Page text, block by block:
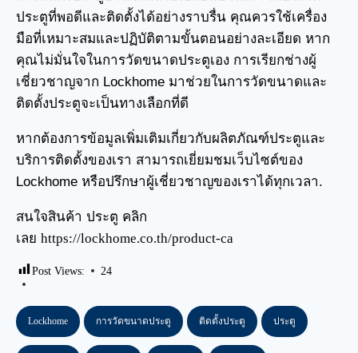
ประตูที่พอดีและติดตั้งได้อย่างราบรื่น คุณควรใช้เครื่อง
มือที่เหมาะสมและปฏิบัติตามขั้นตอนอย่างละเอียด หาก
คุณไม่มั่นใจในการวัดขนาดประตูเอง การเรียกช่างผู้
เชี่ยวชาญจาก Lockhome มาช่วยในการวัดขนาดและ
ติดตั้งประตูจะเป็นทางเลือกที่ดี
หากต้องการข้อมูลเพิ่มเติมเกี่ยวกับผลิตภัณฑ์ประตูและ
บริการติดตั้งของเรา สามารถเยี่ยมชมเว็บไซต์ของ
Lockhome หรือปรึกษาผู้เชี่ยวชาญของเราได้ทุกเวลา.
สนใจสินค้า ประตู คลิก
เลย https://lockhome.co.th/product-ca
Post Views: 24
Lockhome การวัดขนาดประตู ติดตั้งประตู ประตู